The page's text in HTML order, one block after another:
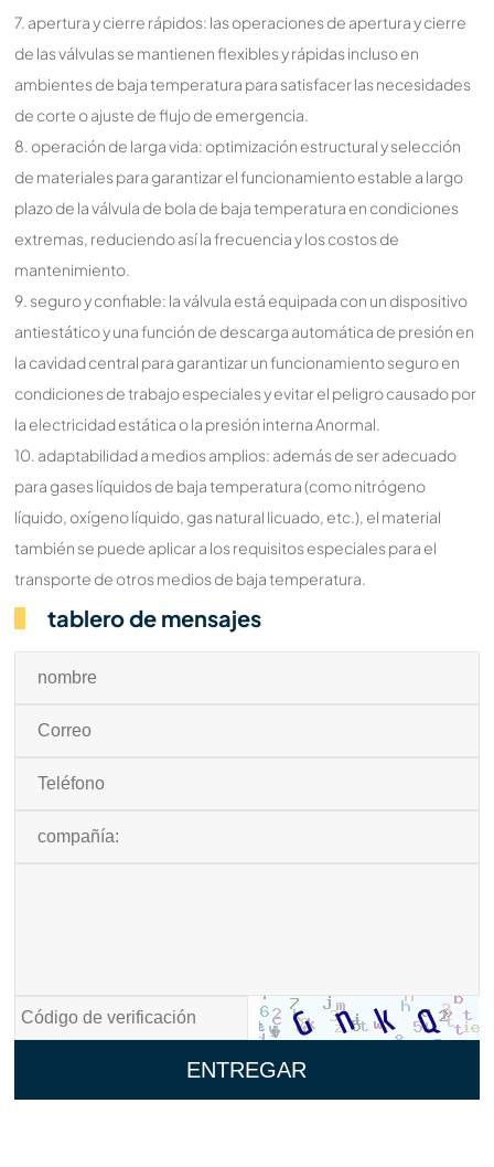
7. apertura y cierre rápidos: las operaciones de apertura y cierre
de las válvulas se mantienen flexibles y rápidas incluso en
ambientes de baja temperatura para satisfacer las necesidades
de corte o ajuste de flujo de emergencia.
8. operación de larga vida: optimización estructural y selección
de materiales para garantizar el funcionamiento estable a largo
plazo de la válvula de bola de baja temperatura en condiciones
extremas, reduciendo así la frecuencia y los costos de
mantenimiento.
9. seguro y confiable: la válvula está equipada con un dispositivo
antiestático y una función de descarga automática de presión en
la cavidad central para garantizar un funcionamiento seguro en
condiciones de trabajo especiales y evitar el peligro causado por
la electricidad estática o la presión interna Anormal.
10. adaptabilidad a medios amplios: además de ser adecuado
para gases líquidos de baja temperatura (como nitrógeno
líquido, oxígeno líquido, gas natural licuado, etc.), el material
también se puede aplicar a los requisitos especiales para el
transporte de otros medios de baja temperatura.
tablero de mensajes
ENTREGAR